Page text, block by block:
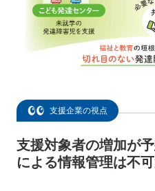
支援企業の視点
支援対象者の増加が
による情報管理は不